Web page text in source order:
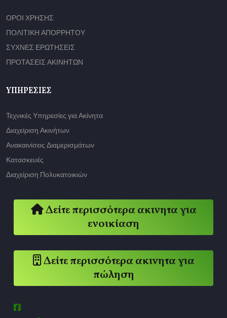
ΟΡΟΙ ΧΡΗΣΗΣ
ΠΟΛΙΤΙΚΗ ΑΠΟΡΡΗΤΟΥ
ΣΥΧΝΕΣ ΕΡΩΤΗΣΕΙΣ
ΠΡΟΤΑΣΕΙΣ ΑΚΙΝΗΤΩΝ
ΥΠΗΡΕΣΊΕΣ
Τεχνικές Υπηρεσίες για Ακίνητα
Διαχείριση Ακινήτων
Ανακαινίσεις Διαμερισμάτων
Κατασκευές
Διαχείριση Πολυκατοικιών
Δείτε περισσότερα ακινητα για
ενοικίαση
Δείτε περισσότερα ακινητα για
πώληση